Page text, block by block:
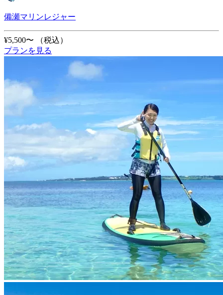
備瀬マリンレジャー
¥5,500〜
（税込）
プランを見る